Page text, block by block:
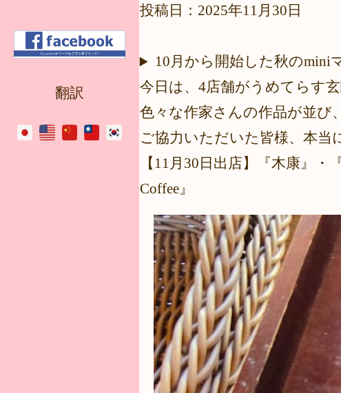
翻訳
投稿日：2025年11月30日
10月から開始した秋のmini
今日は、4店舗がうめてらす
色々な作家さんの作品が並び
ご協力いただいた皆様、本当
【11月30日出店】『木康』
Coffee』